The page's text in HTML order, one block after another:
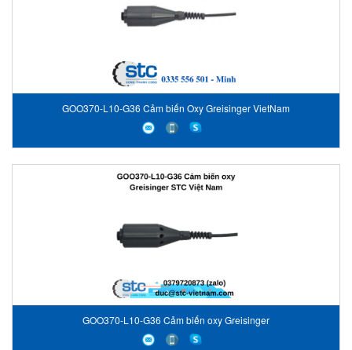
GOO370-L10-G36 Cảm biến Oxy Greisinger VietNam
GOO370-L10-G36 Cảm biến oxy Greisinger